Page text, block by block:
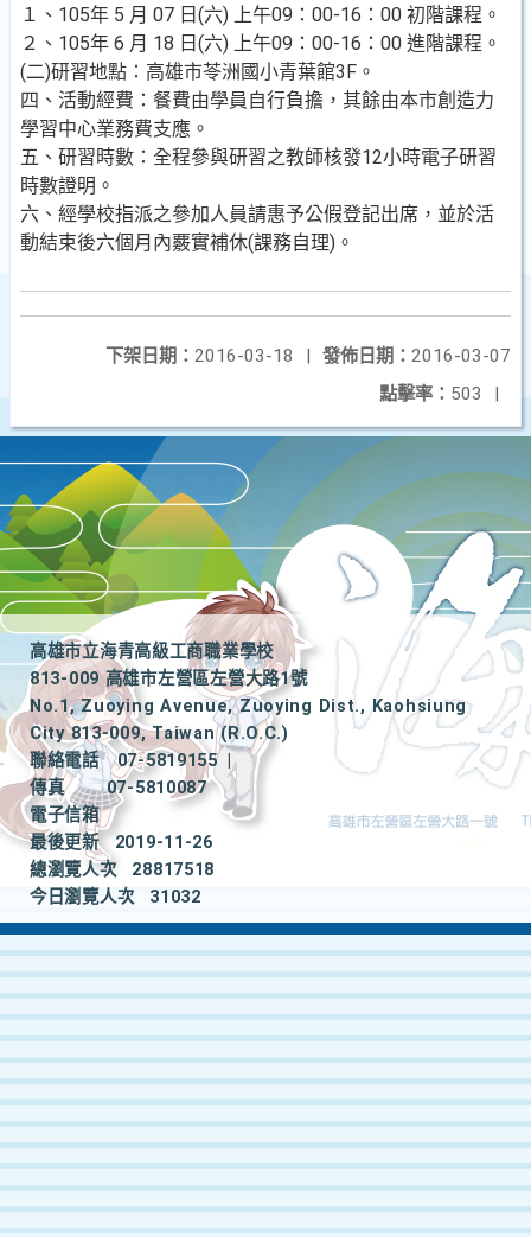
１、105年 5 月 07 日(六) 上午09：00-16：00 初階課程。
２、105年 6 月 18 日(六) 上午09：00-16：00 進階課程。
(二)研習地點：高雄市苓洲國小青葉館3F。
四、活動經費：餐費由學員自行負擔，其餘由本市創造力
學習中心業務費支應。
五、研習時數：全程參與研習之教師核發12小時電子研習
時數證明。
六、經學校指派之參加人員請惠予公假登記出席，並於活
動結束後六個月內覈實補休(課務自理)。
發佈日期： 2016-03-07
下架日期： 2016-03-18
|
點擊率： 503 |
高雄市立海青高級工商職業學校
813-009 高雄市左營區左營大路1號
No.1, Zuoying Avenue, Zuoying Dist., Kaohsiung
City 813-009, Taiwan (R.O.C.)
聯絡電話
07-5819155
|
傳真
07-5810087
電子信箱
最後更新
2019-11-26
總瀏覽人次
28817518
今日瀏覽人次
31032